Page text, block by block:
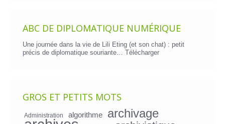
ABC DE DIPLOMATIQUE NUMÉRIQUE
Une journée dans la vie de Lili Eting (et son chat) : petit
précis de diplomatique souriante… Télécharger
GROS ET PETITS MOTS
Administration algorithme archivage